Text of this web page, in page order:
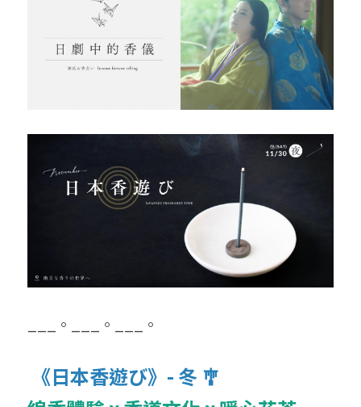
___。___。___。
《日本香遊び》- 冬 🎐